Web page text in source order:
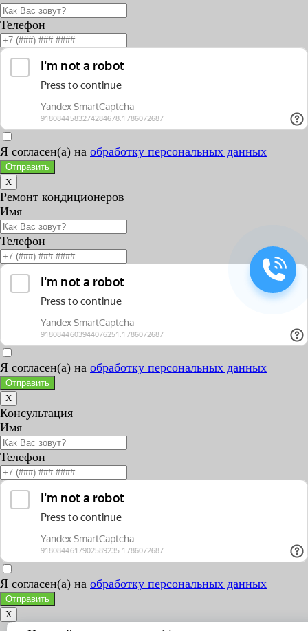
Телефон
Я согласен(а) на обработку персональных данных
Отправить
X
Ремонт кондиционеров
Имя
Телефон
Я согласен(а) на обработку персональных данных
Отправить
X
Консультация
Имя
Телефон
Я согласен(а) на обработку персональных данных
Отправить
X